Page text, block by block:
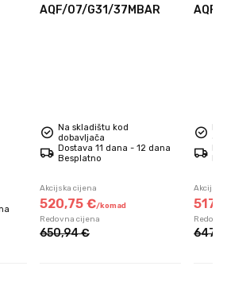
AQF/07/G31/37MBAR
Na skladištu kod
dobavljača
Dostava 11 dana - 12 dana
Besplatno
Akcijska cijena
520,75 €/komad
Redovna cijena
650,94€
AQF/
Na
517,
647,